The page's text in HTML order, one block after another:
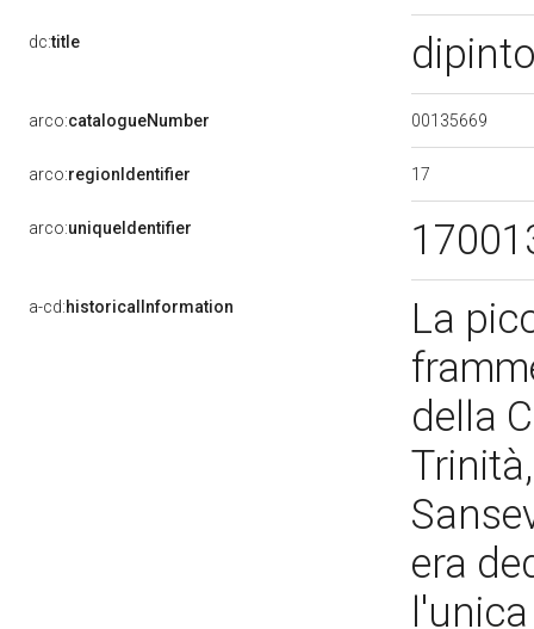
dc:title
arco:catalogueNumber 00135669
arco:regionIdentifier 17
arco:uniqueIdentifier
a-cd:historicalInformation
La
della
era